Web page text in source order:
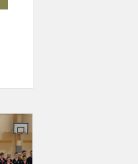
Vilniaus
Vladislavo
Sirokomlės